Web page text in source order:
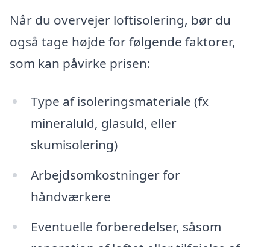
Når du overvejer loftisolering, bør du
også tage højde for følgende faktorer,
som kan påvirke prisen:
Type af isoleringsmateriale (fx
mineraluld, glasuld, eller
skumisolering)
Arbejdsomkostninger for
håndværkere
Eventuelle forberedelser, såsom